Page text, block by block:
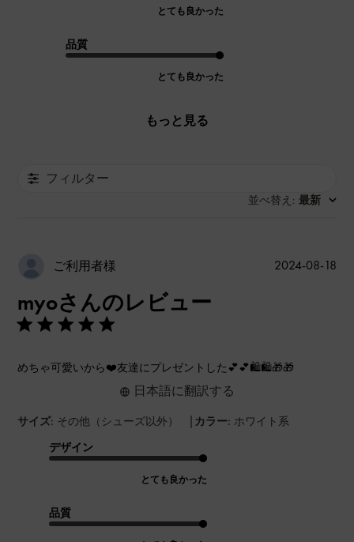
とても良かった
品質
とても良かった
もっと見る
フィルター
並べ替え : 最新
ご利用者様
myoさんのレビュー
めちゃ可愛いから❤️友達にプレゼントした💕💕🛍️🛍️🎁🎁
サイズ: その他（シューズ以外） | カラー: ホワイト系
デザイン
とても良かった
品質
日本語に翻訳する
公
2024-08-18